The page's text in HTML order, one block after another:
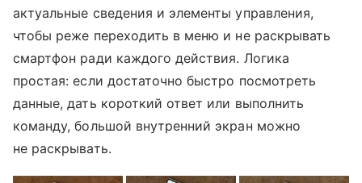
актуальные сведения и элементы управления,
чтобы реже переходить в меню и не раскрывать
смартфон ради каждого действия. Логика
простая: если достаточно быстро посмотреть
данные, дать короткий ответ или выполнить
команду, большой внутренний экран можно
не раскрывать.